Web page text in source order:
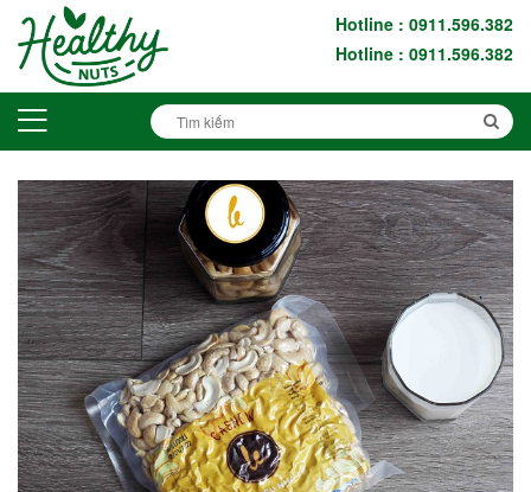
Hotline : 0911.596.382
Hotline : 0911.596.382